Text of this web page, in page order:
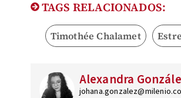
TAGS RELACIONADOS:
Timothée Chalamet
Alexandra